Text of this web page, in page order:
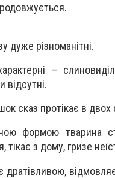
дуже різноманітні.
–
відсутні.
сказ протікає в двох
формою тварина
тікає з дому, гризе
дратівливою,